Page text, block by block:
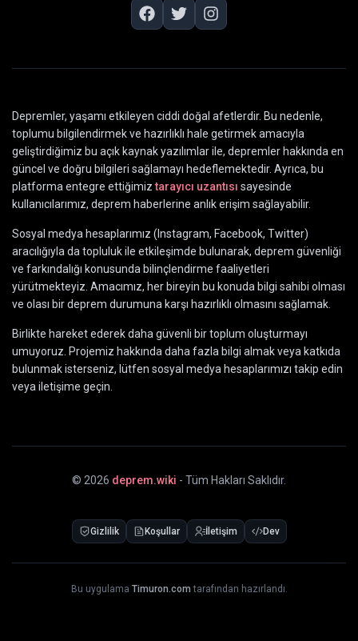
Depremler, yaşamı etkileyen ciddi doğal afetlerdir. Bu nedenle,
toplumu bilgilendirmek ve hazırlıklı hale getirmek amacıyla
geliştirdiğimiz bu açık kaynak yazılımlar ile, depremler hakkında en
güncel ve doğru bilgileri sağlamayı hedeflemektedir. Ayrıca, bu
platforma entegre ettiğimiz tarayıcı uzantısı sayesinde
kullanıcılarımız, deprem haberlerine anlık erişim sağlayabilir.
Sosyal medya hesaplarımız (Instagram, Facebook, Twitter)
aracılığıyla da topluluk ile etkileşimde bulunarak, deprem güvenliği
ve farkındalığı konusunda bilinçlendirme faaliyetleri
yürütmekteyiz. Amacımız, her bireyin bu konuda bilgi sahibi olması
ve olası bir deprem durumuna karşı hazırlıklı olmasını sağlamak.
Birlikte hareket ederek daha güvenli bir toplum oluşturmayı
umuyoruz. Projemiz hakkında daha fazla bilgi almak veya katkıda
bulunmak isterseniz, lütfen sosyal medya hesaplarımızı takip edin
veya iletişime geçin.
© 2026 deprem.wiki - Tüm Hakları Saklıdır.
Gizlilik Koşullar İletişim Dev
Bu uygulama Timuron.com tarafından hazırlandı.